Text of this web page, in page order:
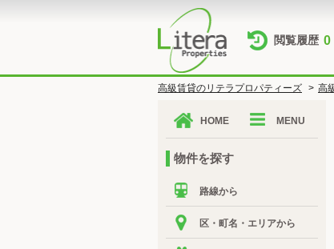
閲覧履歴 0
高級賃貸のリテラプロパティーズ > 高
HOME MENU
物件を探す
路線から
区・町名・エリアから